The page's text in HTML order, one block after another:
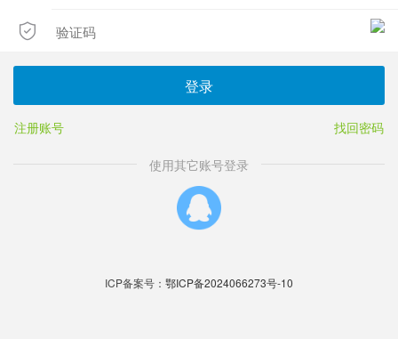

登录
注册账号 找回密码
使用其它账号登录
ICP备案号： 鄂ICP备2024066273号-10